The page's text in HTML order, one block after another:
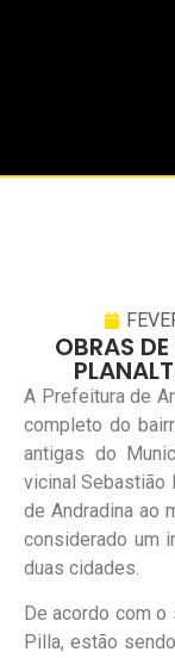
OBRAS
A Prefeitura de
completo do
antigas do
vicinal Sebastião
de Andradina ao
considerado um
duas cidades.
De acordo com o
Pilla, estão